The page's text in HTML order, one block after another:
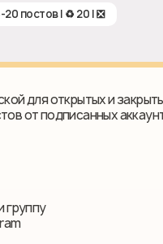
постов | ♻ 20 | ❎
для открытых и
от подписанных
группу